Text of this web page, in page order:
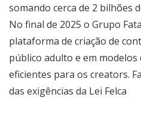
somando cerca de 2 bilhões
No final de 2025 o Grupo
plataforma de criação de
público adulto e em modelos
eficientes para os creators.
das exigências da Lei Felca